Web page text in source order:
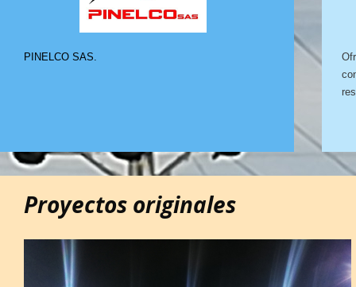
Proyectos originales
PINELCO SAS.